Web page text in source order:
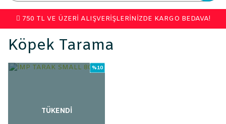
750 TL VE ÜZERİ ALIŞVERİŞLERİNİZDE KARGO BEDAVA!
Köpek Tarama
%10
TÜKENDİ